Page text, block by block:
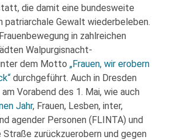
die damit eine bundesweite
Gewalt wiederbeleben.
in zahlreichen
Walpurgisnacht-
dem Motto „Frauen, wir erobern
durchgeführt. Auch in Dresden
Vorabend des 1. Mai, wie auch
Jahr, Frauen, Lesben, inter,
agender Personen (FLINTA) und
Straße zurückzuerobern und gegen